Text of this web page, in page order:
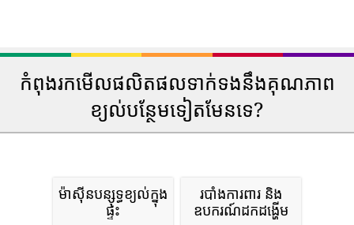
កំពុងរកមើលផលិតផលទាក់ទងនឹងគុណភាព
ខ្យល់បន្ថែមទៀតមែនទេ?
ម៉ាស៊ីនបន្សុទ្ធខ្យល់ក្នុង
ផ្ទះ
របាំងការពារ និង
ឧបករណ៍ដកដង្ហើម